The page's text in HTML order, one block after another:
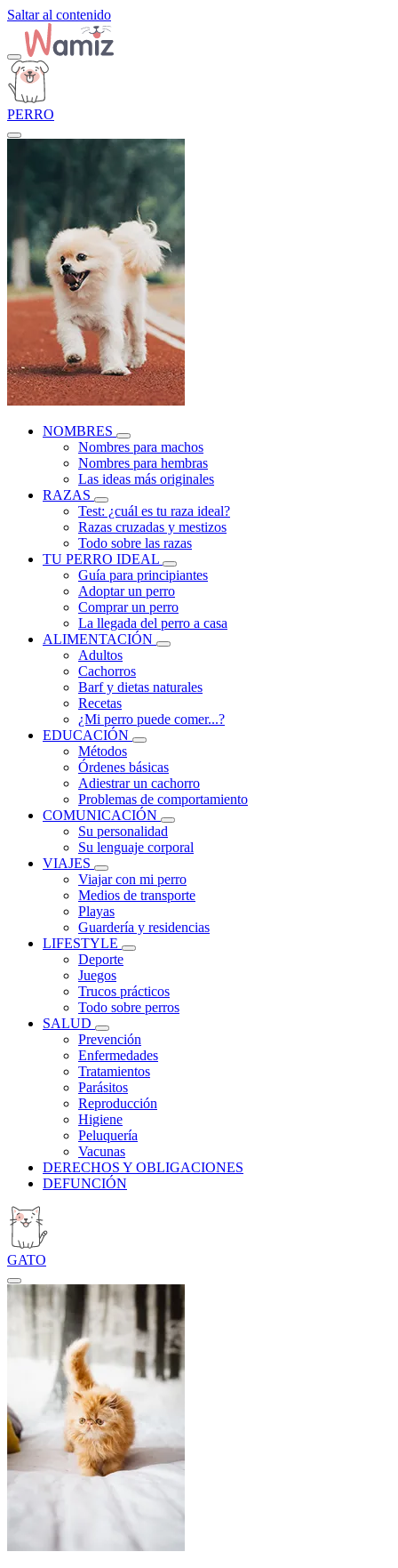
Saltar al contenido
PERRO
NOMBRES
Nombres para machos
Nombres para hembras
Las ideas más originales
RAZAS
Test: ¿cuál es tu raza ideal?
Razas cruzadas y mestizos
Todo sobre las razas
TU PERRO IDEAL
Guía para principiantes
Adoptar un perro
Comprar un perro
La llegada del perro a casa
ALIMENTACIÓN
Adultos
Cachorros
Barf y dietas naturales
Recetas
¿Mi perro puede comer...?
EDUCACIÓN
Métodos
Órdenes básicas
Adiestrar un cachorro
Problemas de comportamiento
COMUNICACIÓN
Su personalidad
Su lenguaje corporal
VIAJES
Viajar con mi perro
Medios de transporte
Playas
Guardería y residencias
LIFESTYLE
Deporte
Juegos
Trucos prácticos
Todo sobre perros
SALUD
Prevención
Enfermedades
Tratamientos
Parásitos
Reproducción
Higiene
Peluquería
Vacunas
DERECHOS Y OBLIGACIONES
DEFUNCIÓN
GATO